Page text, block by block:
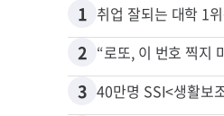
1 취업 잘되는 대학 1
2
3